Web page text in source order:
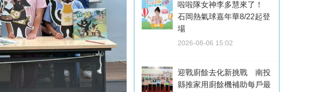
啦啦隊女神李多慧來了！
石岡熱氣球嘉年華8/22起登
場
2026-08-06 15:02
迎戰廚餘去化新挑戰 南投
縣推家用廚餘機補助每戶最